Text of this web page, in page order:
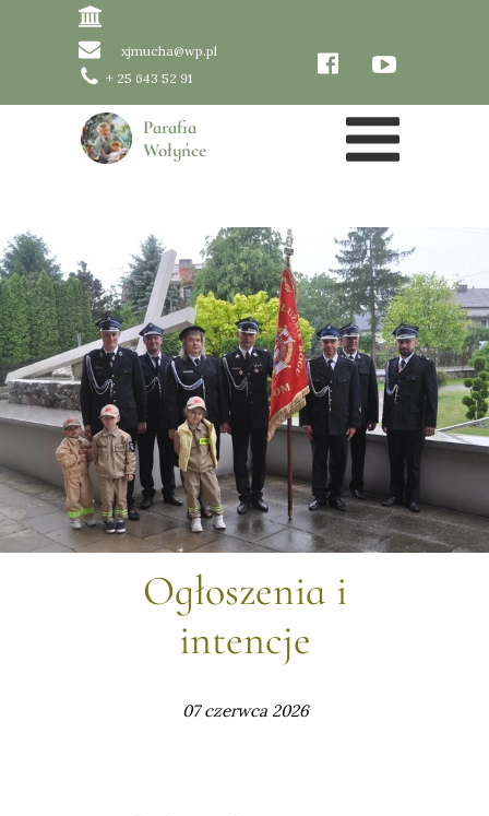
xjmucha@wp.pl
+ 25 643 52 91
Parafia
Wołyńce
07 czerwca 2026
Ogłoszenia i
intencje